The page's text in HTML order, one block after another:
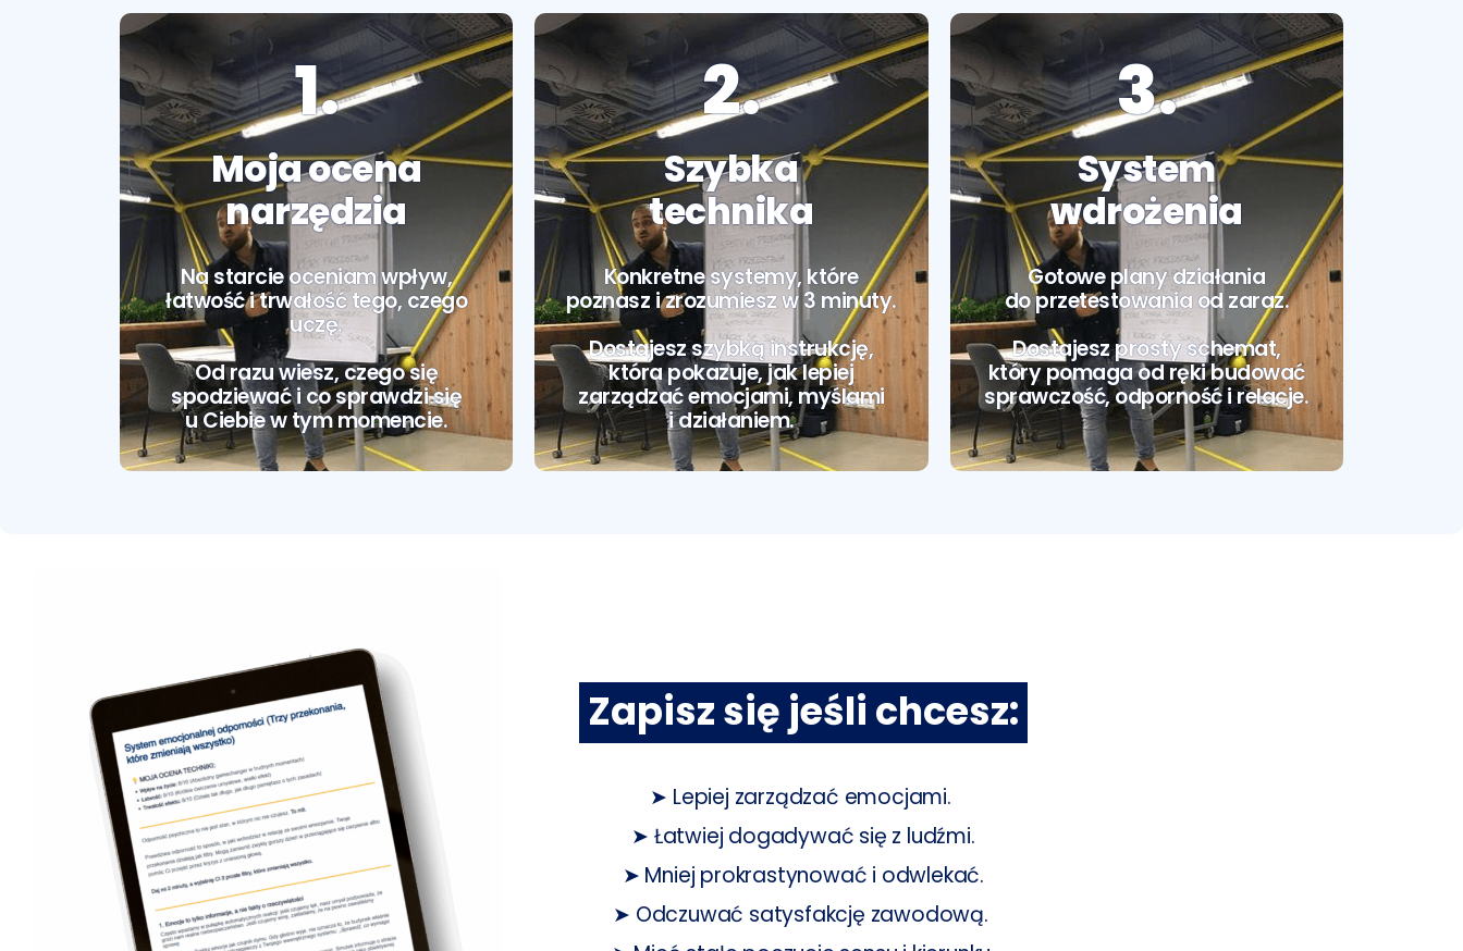
1.
Moja ocena
narzędzia
Na starcie oceniam wpływ,
łatwość i trwałość tego, czego
uczę.
Od razu wiesz, czego się
spodziewać i co sprawdzi się
u Ciebie w tym momencie.
2.
Szybka
technika
Konkretne systemy, które
poznasz i zrozumiesz w 3 minuty.
Dostajesz szybką instrukcję,
która pokazuje, jak lepiej
zarządzać emocjami, myślami
i działaniem.
3.
System
wdrożenia
Gotowe plany działania
do przetestowania od zaraz.
Dostajesz prosty schemat,
który pomaga od ręki budować
sprawczość, odporność i relacje.
Zapisz się jeśli chcesz:
➤ Lepiej zarządzać emocjami.
➤ Łatwiej dogadywać się z ludźmi.
➤ Mniej prokrastynować i odwlekać.
➤ Odczuwać satysfakcję zawodową.